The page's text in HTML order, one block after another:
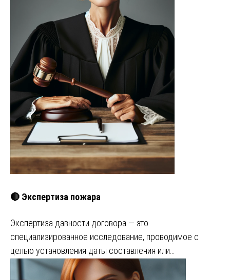
🔴 Экспертиза пожара
Экспертиза давности договора — это
специализированное исследование, проводимое с
целью установления даты составления или…